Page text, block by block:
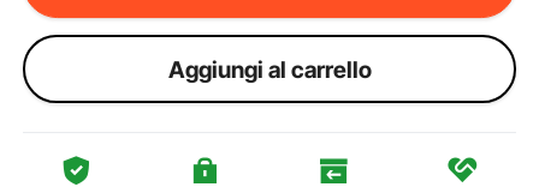
Aggiungi al carrello